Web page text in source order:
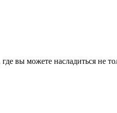
вы можете насладиться не